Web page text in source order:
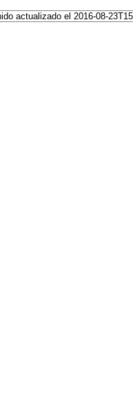
actualizado el 2016-08-